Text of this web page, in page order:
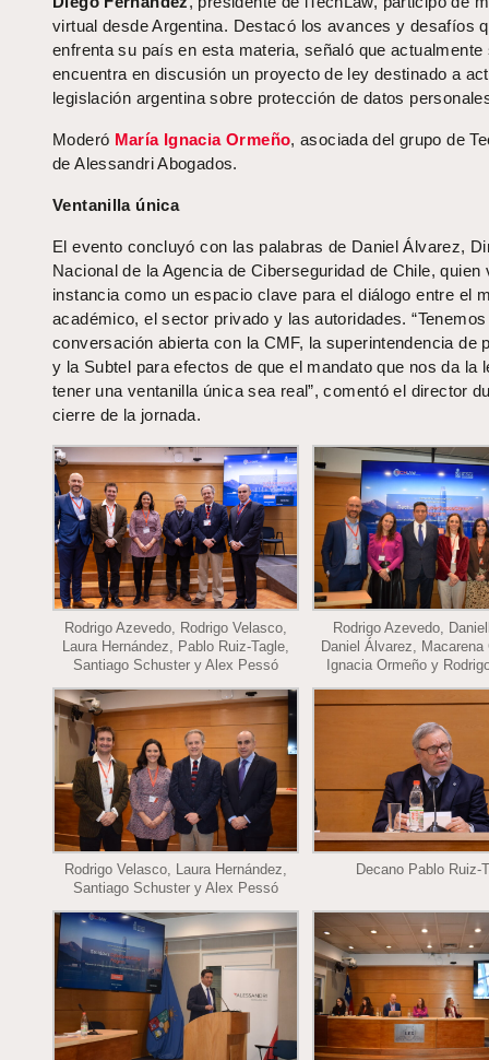
virtual desde Argentina. Destacó los avances y desafíos
enfrenta su país en esta materia, señaló que actualmente
encuentra en discusión un proyecto de ley destinado a
legislación argentina sobre protección de datos
Moderó María Ignacia Ormeño, asociada del grupo de
de Alessandri Abogados.
Ventanilla única
El evento concluyó con las palabras de Daniel Álvarez,
Nacional de la Agencia de Ciberseguridad de Chile, quien
instancia como un espacio clave para el diálogo entre el
académico, el sector privado y las autoridades. “Tenemos
conversación abierta con la CMF, la superintendencia de
y la Subtel para efectos de que el mandato que nos da la
tener una ventanilla única sea real”, comentó el director
cierre de la jornada.
Rodrigo Azevedo, Rodrigo Velasco,
Laura Hernández, Pablo Ruiz-Tagle,
Santiago Schuster y Alex Pessó
Rodrigo Azevedo,
Daniel Álvarez,
Ignacia Ormeño y
Rodrigo Velasco, Laura Hernández,
Santiago Schuster y Alex Pessó
Decano Pablo Ruiz-